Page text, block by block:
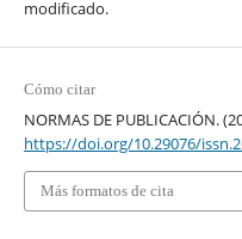
modificado.
Cómo citar
NORMAS DE PUBLICACIÓN.
https://doi.org/10.29076/
Más formatos de cita